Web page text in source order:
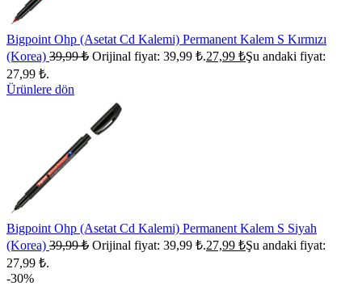
Bigpoint Ohp (Asetat Cd Kalemi) Permanent Kalem S Kırmızı
(Korea) 39,99₺ Orijinal fiyat: 39,99 ₺.27,99 ₺Şu andaki fiyat:
27,99 ₺.
Ürünlere dön
Bigpoint Ohp (Asetat Cd Kalemi) Permanent Kalem S Siyah
(Korea) 39,99₺ Orijinal fiyat: 39,99 ₺.27,99 ₺Şu andaki fiyat:
27,99 ₺.
-30%